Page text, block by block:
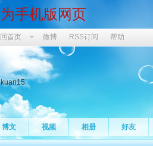
手机版网页
首页 微博 RSS订阅 帮助
博文 视频 相册 好友